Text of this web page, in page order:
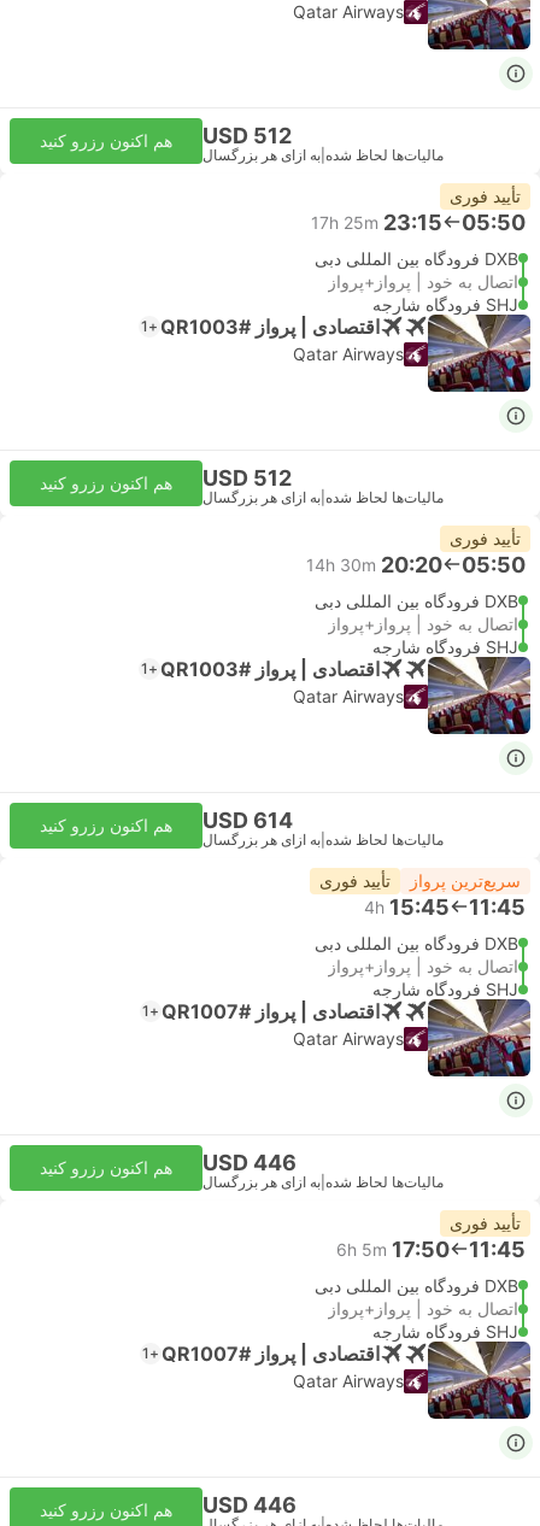
Qatar Airways
USD 512
مالیات‌ها لحاظ شده به ازای هر بزرگسال
هم اکنون رزرو کنید
تأیید فوری
05:50
23:15
17h 25m
DXB فرودگاه بین المللی دبی
اتصال به خود | پرواز+پرواز
SHJ فرودگاه شارجه
اقتصادی | پرواز #QR1003 +1
Qatar Airways
USD 512
مالیات‌ها لحاظ شده به ازای هر بزرگسال
هم اکنون رزرو کنید
تأیید فوری
05:50
20:20
14h 30m
DXB فرودگاه بین المللی دبی
اتصال به خود | پرواز+پرواز
SHJ فرودگاه شارجه
اقتصادی | پرواز #QR1003 +1
Qatar Airways
USD 614
مالیات‌ها لحاظ شده به ازای هر بزرگسال
هم اکنون رزرو کنید
سریع‌ترین پرواز تأیید فوری
11:45
15:45
4h
DXB فرودگاه بین المللی دبی
اتصال به خود | پرواز+پرواز
SHJ فرودگاه شارجه
اقتصادی | پرواز #QR1007 +1
Qatar Airways
USD 446
مالیات‌ها لحاظ شده به ازای هر بزرگسال
هم اکنون رزرو کنید
تأیید فوری
11:45
17:50
6h 5m
DXB فرودگاه بین المللی دبی
اتصال به خود | پرواز+پرواز
SHJ فرودگاه شارجه
اقتصادی | پرواز #QR1007 +1
Qatar Airways
USD 446 هم اکنون رزرو کنید